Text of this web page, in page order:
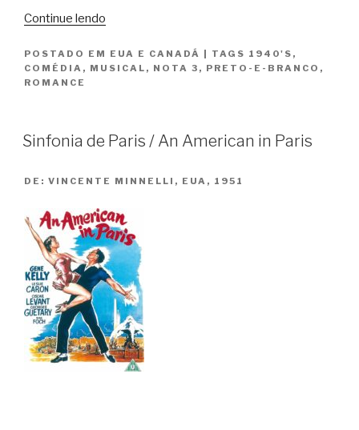
Continue lendo
Saias
/
POSTADO EM EUA E CANADÁ | TAGS 1940'S ,
COMÉDIA , MUSICAL , NOTA 3 , PRETO-E-BRANCO ,
ROMANCE
Sinfonia de Paris / An American in Paris
DE: VINCENTE MINNELLI, EUA, 1951